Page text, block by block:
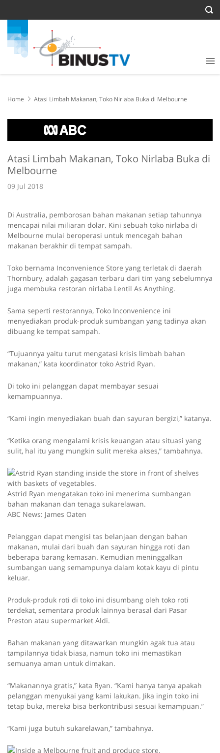
Home Atasi Limbah Makanan, Toko Nirlaba Buka di Melbourne
Atasi Limbah Makanan, Toko Nirlaba Buka di
Melbourne
09 Jul 2018
Di Australia, pemborosan bahan makanan setiap tahunnya
mencapai nilai miliaran dolar. Kini sebuah toko nirlaba di
Melbourne mulai beroperasi untuk mencegah bahan
makanan berakhir di tempat sampah.
Toko bernama Inconvenience Store yang terletak di daerah
Thornbury, adalah gagasan terbaru dari tim yang sebelumnya
juga membuka restoran nirlaba Lentil As Anything.
Sama seperti restorannya, Toko Inconvenience ini
menyediakan produk-produk sumbangan yang tadinya akan
dibuang ke tempat sampah.
“Tujuannya yaitu turut mengatasi krisis limbah bahan
makanan,” kata koordinator toko Astrid Ryan.
Di toko ini pelanggan dapat membayar sesuai
kemampuannya.
“Kami ingin menyediakan buah dan sayuran bergizi,” katanya.
“Ketika orang mengalami krisis keuangan atau situasi yang
sulit, hal itu yang mungkin sulit mereka akses,” tambahnya.
Astrid Ryan mengatakan toko ini menerima sumbangan
bahan makanan dan tenaga sukarelawan.
ABC News: James Oaten
Pelanggan dapat mengisi tas belanjaan dengan bahan
makanan, mulai dari buah dan sayuran hingga roti dan
beberapa barang kemasan. Kemudian meninggalkan
sumbangan uang semampunya dalam kotak kayu di pintu
keluar.
Produk-produk roti di toko ini disumbang oleh toko roti
terdekat, sementara produk lainnya berasal dari Pasar
Preston atau supermarket Aldi.
Bahan makanan yang ditawarkan mungkin agak tua atau
tampilannya tidak biasa, namun toko ini memastikan
semuanya aman untuk dimakan.
“Makanannya gratis,” kata Ryan. “Kami hanya tanya apakah
pelanggan menyukai yang kami lakukan. Jika ingin toko ini
tetap buka, mereka bisa berkontribusi sesuai kemampuan.”
“Kami juga butuh sukarelawan,” tambahnya.